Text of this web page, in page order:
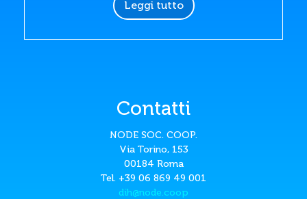
Leggi tutto
Contatti
NODE SOC. COOP.
Via Torino, 153
00184 Roma
Tel. +39 06 869 49 001
dih@node.coop